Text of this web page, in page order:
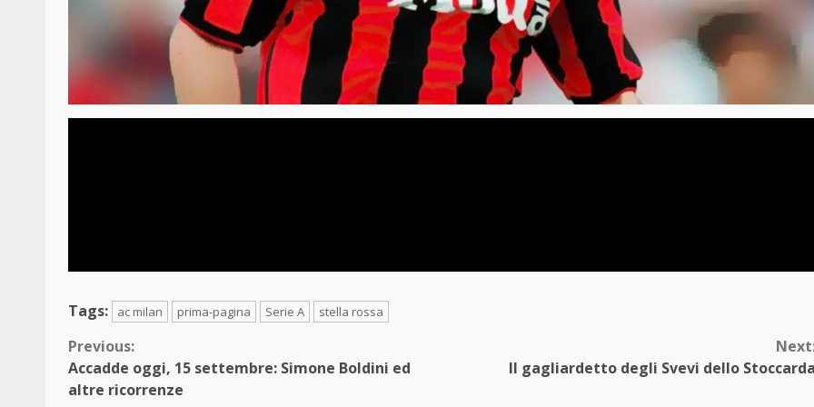
Tags: ac milan prima-pagina Serie A stella rossa
Continue
Reading
Previous:
Accadde oggi, 15 settembre: Simone Boldini ed
altre ricorrenze
Il gagliardetto degli Svevi dello